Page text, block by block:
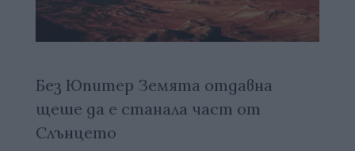
Без Юпитер Земята отдавна
щеше да е станала част от
Слънцето